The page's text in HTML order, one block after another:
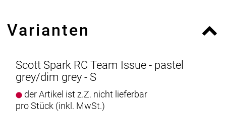
120mm travel
Gabel Federweg: 120 mm
custom w. travel / geo adj., 3 modes: Lockout-
Traction Control-Descend, Debon Air / Reb. Adj. /
Travel 120-80-Lockout / T165X45mm
Dämpfer Federweg: 120 mm
Schaltwerk: SRAM GX Eagle AXS Transmission 12
Varianten
Scott Spark RC Team Issue - pastel
grey/dim grey - S
der Artikel ist z.Z. nicht lieferbar
pro Stück (inkl. MwSt.)